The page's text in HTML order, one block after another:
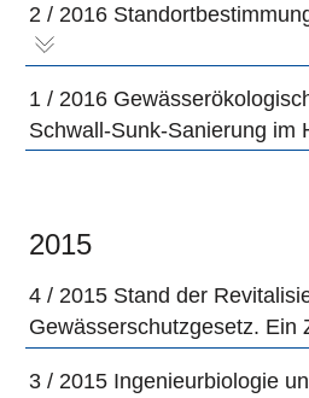
2 / 2016
1 / 2016
Schwall-Sunk-Sanierung im
2015
4 / 2015 Stand der
Gewässerschutzgesetz. Ein
3 / 2015 Ingenieurbiologie